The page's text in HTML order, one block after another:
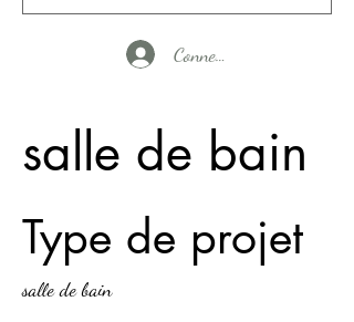
Connexion
salle de bain
Type de projet
salle de bain